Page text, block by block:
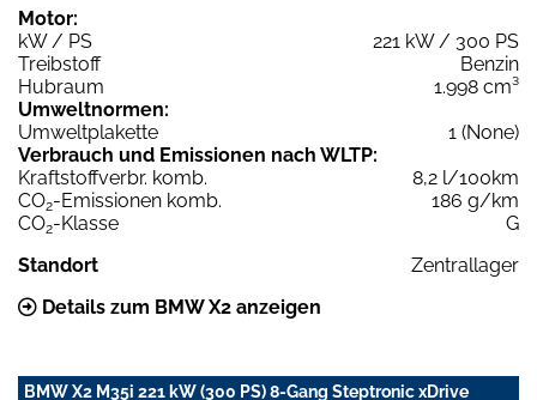
Motor:
kW / PS
221 kW / 300 PS
Treibstoff
Benzin
Hubraum
1.998 cm³
Umweltnormen:
Umweltplakette
1 (None)
Verbrauch und Emissionen nach WLTP:
Kraftstoffverbr. komb.
8,2 l/100km
CO2-Emissionen komb.
186 g/km
CO2-Klasse
G
Standort
Zentrallager
Details zum BMW X2 anzeigen
BMW X2 M35i 221 kW (300 PS) 8-Gang Steptronic xDrive